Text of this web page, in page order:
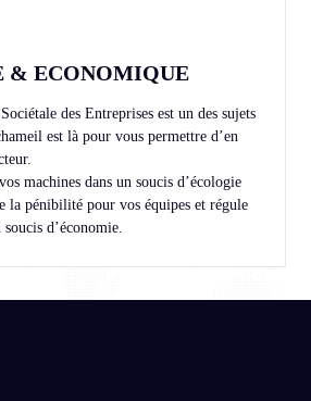
& ECONOMIQUE
des Entreprises est un des sujets
est là pour vous permettre d’en
machines dans un soucis d’écologie
la pénibilité pour vos équipes et régule
d’économie.